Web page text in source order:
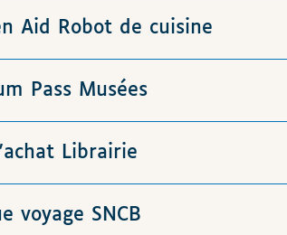
Aid Robot de cuisine
Pass Musées
Librairie
voyage SNCB